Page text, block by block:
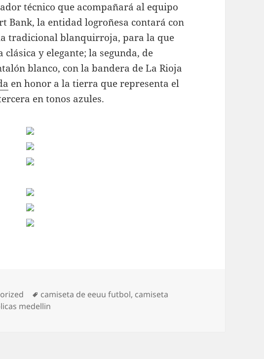
técnico que acompañará al equipo
Bank, la entidad logroñesa contará con
tradicional blanquirroja, para la que
y elegante; la segunda, de
blanco, con la bandera de La Rioja
en honor a la tierra que representa el
en tonos azules.
Etiquetas
camiseta de eeuu futbol, camiseta
medellin